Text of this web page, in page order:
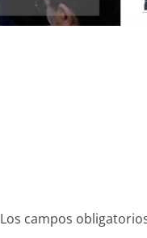
Los campos